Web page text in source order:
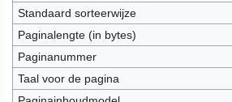
Standaard sorteerwijze
Paginalengte (in bytes)
Paginanummer
Taal voor de pagina